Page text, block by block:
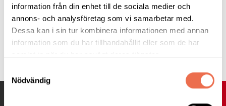
information från din enhet till de sociala medier och
annons- och analysföretag som vi samarbetar med.
Dessa kan i sin tur kombinera informationen med annan
information som du har tillhandahållit eller som de har
Nödvändig
För mer:information besökJapanska föreningens hemsida
Tipsa